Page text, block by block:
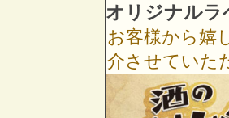
オリジナル
お客様から嬉
介させていた